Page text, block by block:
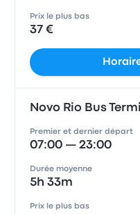
Prix le plus bas
37 €
Novo Rio Bus
Premier et dernier départ
07:00 — 23:00
Durée moyenne
5h 33m
Prix le plus bas